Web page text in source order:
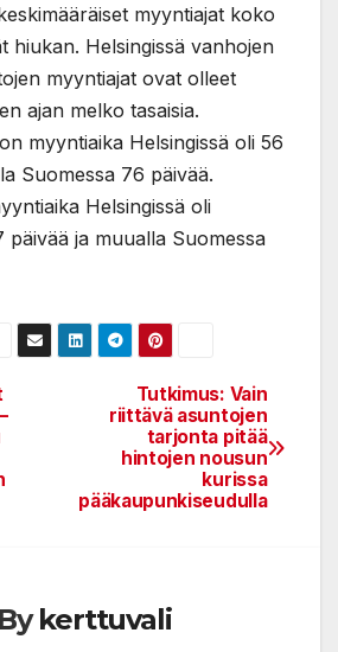
myyntiajat koko
hiukan. Helsingissä vanhojen
myyntiajat ovat olleet
ajan melko tasaisia.
myyntiaika Helsingissä oli 56
Suomessa 76 päivää.
Helsingissä oli
päivää ja muualla Suomessa
Tutkimus: Vain
riittävä asuntojen
tarjonta pitää
hintojen nousun
kurissa
pääkaupunkiseudulla
Bykerttuvali